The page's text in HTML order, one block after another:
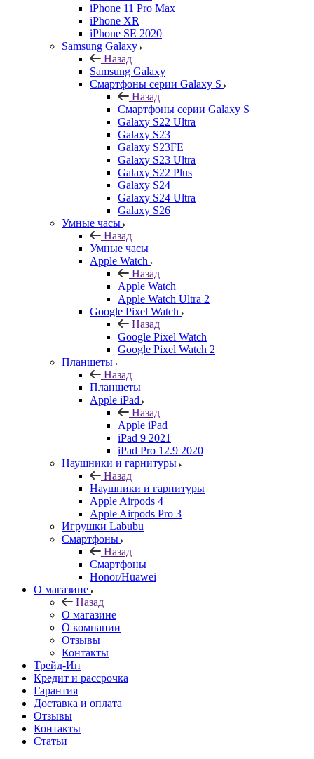
iPhone 11 Pro Max
iPhone XR
iPhone SE 2020
Samsung Galaxy
Назад
Samsung Galaxy
Смартфоны серии Galaxy S
Назад
Смартфоны серии Galaxy S
Galaxy S22 Ultra
Galaxy S23
Galaxy S23FE
Galaxy S23 Ultra
Galaxy S22 Plus
Galaxy S24
Galaxy S24 Ultra
Galaxy S26
Умные часы
Назад
Умные часы
Apple Watch
Назад
Apple Watch
Apple Watch Ultra 2
Google Pixel Watch
Назад
Google Pixel Watch
Google Pixel Watch 2
Планшеты
Назад
Планшеты
Apple iPad
Назад
Apple iPad
iPad 9 2021
iPad Pro 12.9 2020
Наушники и гарнитуры
Назад
Наушники и гарнитуры
Apple Airpods 4
Apple Airpods Pro 3
Игрушки Labubu
Смартфоны
Назад
Смартфоны
Honor/Huawei
О магазине
Назад
О магазине
О компании
Отзывы
Контакты
Трейд-Ин
Кредит и рассрочка
Гарантия
Доставка и оплата
Отзывы
Контакты
Статьи